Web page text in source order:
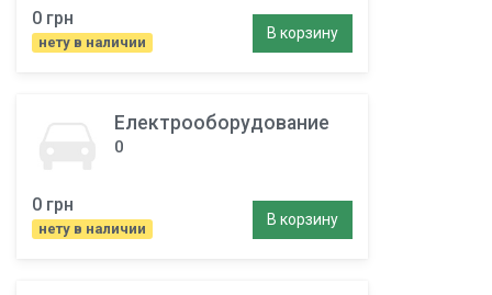
0 грн
нету в наличии
В корзину
Електрооборудование
0
0 грн
нету в наличии
В корзину